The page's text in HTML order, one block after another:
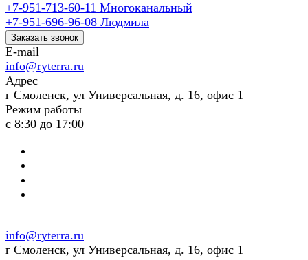
+7-951-713-60-11 Многоканальный
+7-951-696-96-08 Людмила
Заказать звонок
E-mail
info@ryterra.ru
Адрес
г Смоленск, ул Универсальная, д. 16, офис 1
Режим работы
с 8:30 до 17:00
info@ryterra.ru
г Смоленск, ул Универсальная, д. 16, офис 1